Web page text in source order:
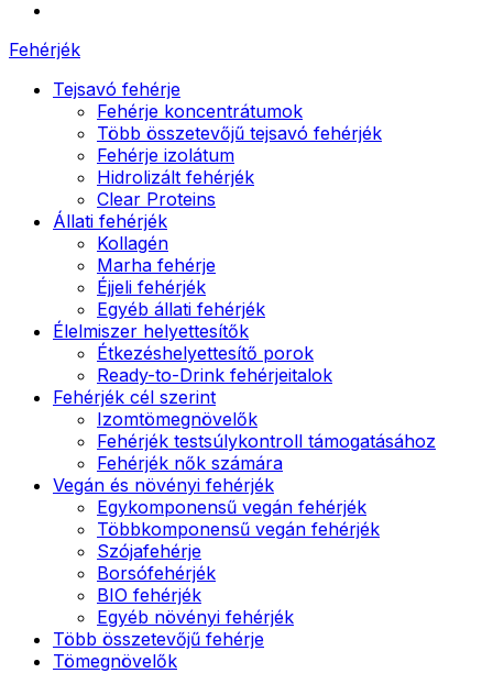
Fehérjék
Tejsavó fehérje
Fehérje koncentrátumok
Több összetevőjű tejsavó fehérjék
Fehérje izolátum
Hidrolizált fehérjék
Clear Proteins
Állati fehérjék
Kollagén
Marha fehérje
Éjjeli fehérjék
Egyéb állati fehérjék
Élelmiszer helyettesítők
Étkezéshelyettesítő porok
Ready-to-Drink fehérjeitalok
Fehérjék cél szerint
Izomtömegnövelők
Fehérjék testsúlykontroll támogatásához
Fehérjék nők számára
Vegán és növényi fehérjék
Egykomponensű vegán fehérjék
Többkomponensű vegán fehérjék
Szójafehérje
Borsófehérjék
BIO fehérjék
Egyéb növényi fehérjék
Több összetevőjű fehérje
Tömegnövelők